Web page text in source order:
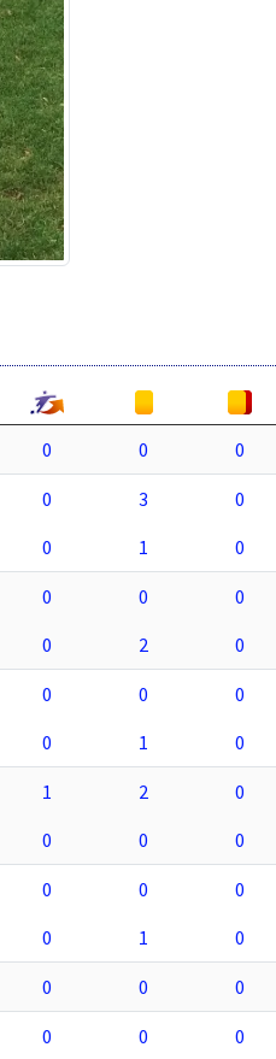
0 0 0
0 3 0
0 1 0
0 0 0
0 2 0
0 0 0
0 1 0
1 2 0
0 0 0
0 0 0
0 1 0
0 0 0
0 0 0